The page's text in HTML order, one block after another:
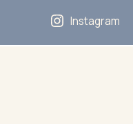
Instagram